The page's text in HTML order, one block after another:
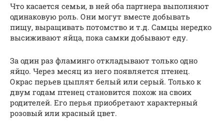
Что касается семьи, в ней оба партнера выполняют
одинаковую роль. Они могут вместе добывать
пищу, выращивать потомство и т.д. Самцы нередко
высиживают яйца, пока самки добывают еду.
За один раз фламинго откладывают только одно
яйцо. Через месяц из него появляется птенец.
Окрас перьев цыплят белый или серый. Только к
двум годам птенец становится похож на своих
родителей. Его перья приобретают характерный
розовый или красный цвет.